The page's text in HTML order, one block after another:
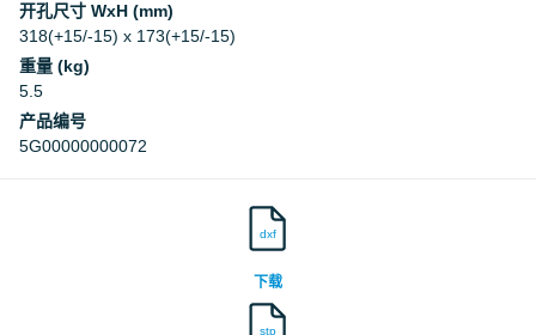
Underwriters Laboratories Inc.
Underwriters Laboratories Inc.
开孔尺寸 WxH (mm)
318(+15/-15) x 173(+15/-15)
重量 (kg)
5.5
产品编号
5G00000000072
dxf
下载
stp